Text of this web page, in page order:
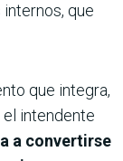
que
que integra,
el intendente
a convertirse